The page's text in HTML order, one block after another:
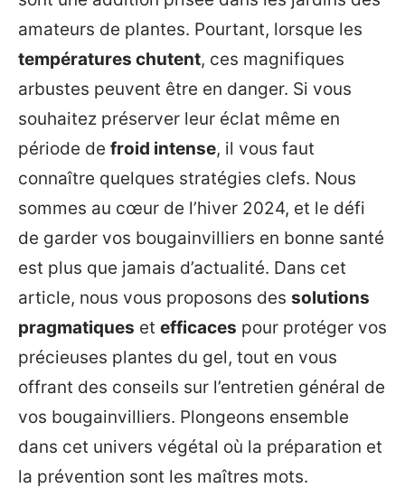
amateurs de plantes. Pourtant, lorsque les
températures chutent, ces magnifiques
arbustes peuvent être en danger. Si vous
souhaitez préserver leur éclat même en
période de froid intense, il vous faut
connaître quelques stratégies clefs. Nous
sommes au cœur de l’hiver 2024, et le défi
de garder vos bougainvilliers en bonne santé
est plus que jamais d’actualité. Dans cet
article, nous vous proposons des solutions
pragmatiques et efficaces pour protéger vos
précieuses plantes du gel, tout en vous
offrant des conseils sur l’entretien général de
vos bougainvilliers. Plongeons ensemble
dans cet univers végétal où la préparation et
la prévention sont les maîtres mots.